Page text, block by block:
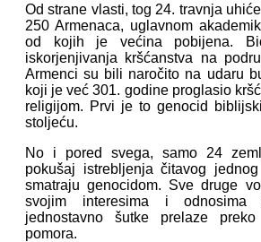
Od strane vlasti, tog 24. travnja
250 Armenaca, uglavnom
od kojih je većina pobijena.
iskorjenjivanja kršćanstva na
Armenci su bili naročito na udaru
koji je već 301. godine proglasio
religijom. Prvi je to genocid
stoljeću.
No i pored svega, samo 24
pokušaj istrebljenja čitavog
smatraju genocidom. Sve druge
svojim interesima i
jednostavno šutke prelaze
pomora.